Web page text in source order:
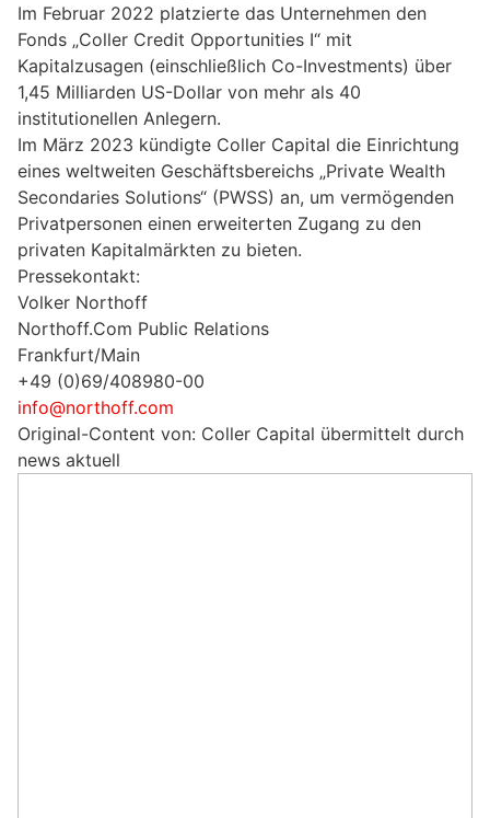
Im Februar 2022 platzierte das Unternehmen den
Fonds „Coller Credit Opportunities I“ mit
Kapitalzusagen (einschließlich Co-Investments) über
1,45 Milliarden US-Dollar von mehr als 40
institutionellen Anlegern.
Im März 2023 kündigte Coller Capital die Einrichtung
eines weltweiten Geschäftsbereichs „Private Wealth
Secondaries Solutions“ (PWSS) an, um vermögenden
Privatpersonen einen erweiterten Zugang zu den
privaten Kapitalmärkten zu bieten.
Pressekontakt:
Volker Northoff
Northoff.Com Public Relations
Frankfurt/Main
+49 (0)69/408980-00
info@northoff.com
Original-Content von: Coller Capital übermittelt durch
news aktuell